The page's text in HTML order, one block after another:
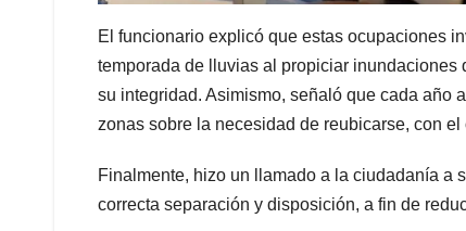
El funcionario explicó que estas ocupaciones
temporada de lluvias al propiciar
su integridad. Asimismo, señaló que cada año
zonas sobre la necesidad de reubicarse, con
Finalmente, hizo un llamado a la ciudadanía a
correcta separación y disposición, a fin de